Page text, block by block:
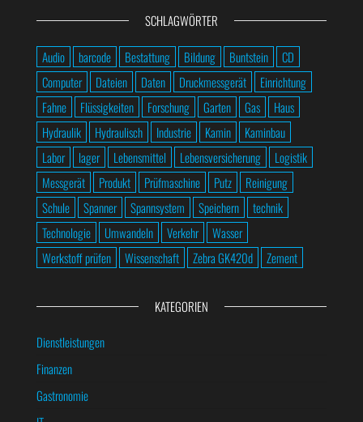
SCHLAGWÖRTER
Audio barcode Bestattung Bildung Buntstein
CD
Computer
Dateien Daten Druckmessgerät
Einrichtung
Fahne
Flüssigkeiten Forschung Garten Gas
Haus
Hydraulik
Hydraulisch Industrie Kamin
Kaminbau
Labor
lager Lebensmittel Lebensversicherung
Logistik
Messgerät
Produkt Prüfmaschine Putz
Reinigung
Schule
Spanner Spannsystem Speichern
technik
Technologie
Umwandeln Verkehr
Wasser
Werkstoff prüfen
Wissenschaft Zebra GK420d Zement
KATEGORIEN
Dienstleistungen
Finanzen
Gastronomie